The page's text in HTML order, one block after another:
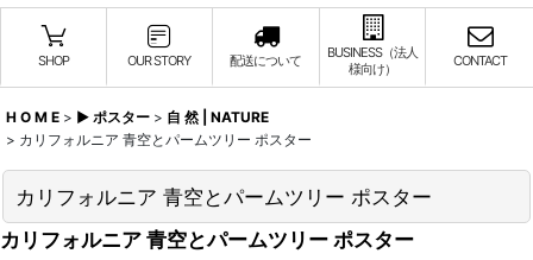
SHOP OUR STORY 配送について
BUSINESS（法人
様向け）
CONTACT
H O M E > ▶︎ ポスター > 自 然 | NATURE
> カリフォルニア 青空とパームツリー ポスター
カリフォルニア 青空とパームツリー ポスター
カリフォルニア 青空とパームツリー ポスター